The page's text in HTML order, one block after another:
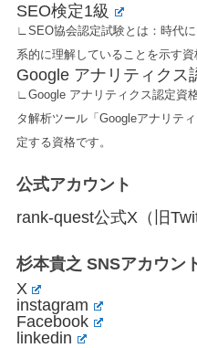
SEO検定1級
∟SEO協会認定試験とは：時代
系的に理解していることを示す資
Google アナリティクス
∟Google アナリティクス認定資
タ解析ツール「Googleアナリテ
定する資格です。
公式アカウント
rank-quest公式X（旧
杉本貴之 SNSアカウン
X
instagram
Facebook
linkedin